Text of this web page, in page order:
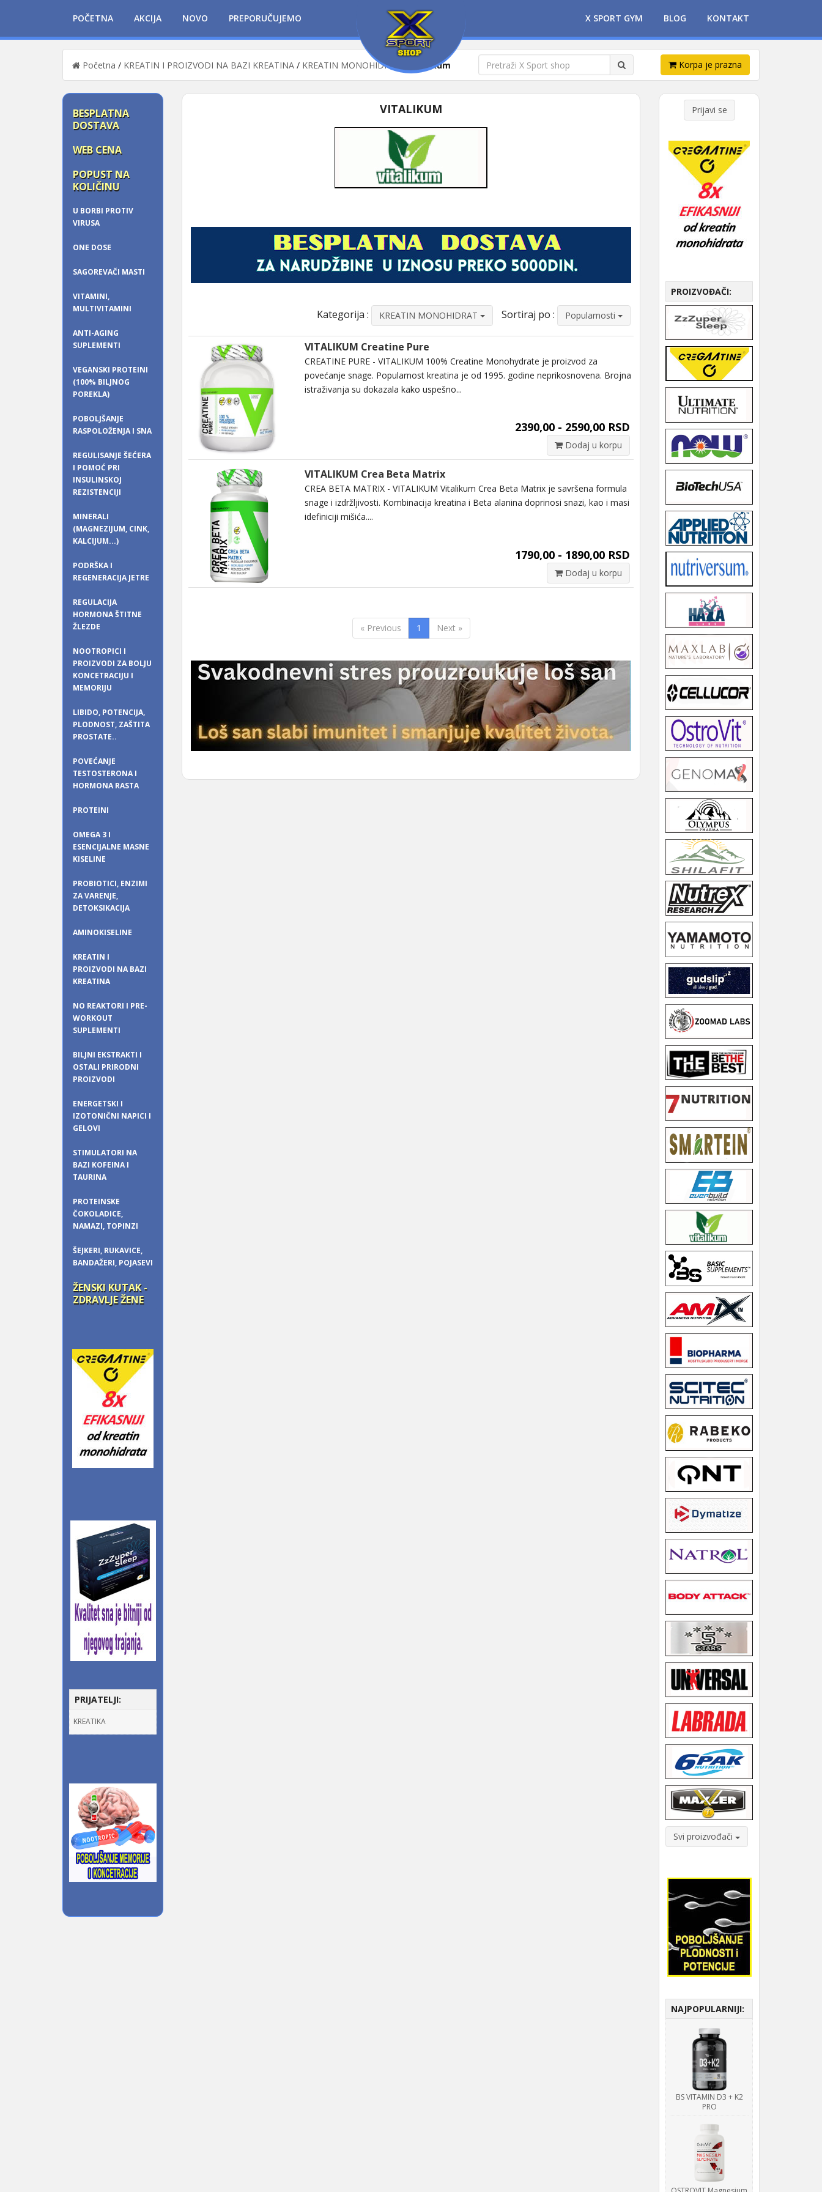
POČETNA AKCIJA NOVO PREPORUČUJEMO X SPORT GYM BLOG KONTAKT
Početna / KREATIN I PROIZVODI NA BAZI KREATINA / KREATIN MONOHIDRAT Vitalikum Korpa je prazna
BESPLATNA
DOSTAVA
WEB CENA
POPUST NA
KOLIČINU
U BORBI PROTIV
VIRUSA
ONE DOSE
SAGOREVAČI MASTI
VITAMINI,
MULTIVITAMINI
ANTI-AGING
SUPLEMENTI
VEGANSKI PROTEINI
(100% BILJNOG
POREKLA)
POBOLJŠANJE
RASPOLOŽENJA I SNA
REGULISANJE ŠEĆERA
I POMOĆ PRI
INSULINSKOJ
REZISTENCIJI
MINERALI
(MAGNEZIJUM, CINK,
KALCIJUM...)
PODRŠKA I
REGENERACIJA JETRE
REGULACIJA
HORMONA ŠTITNE
ŽLEZDE
NOOTROPICI I
PROIZVODI ZA BOLJU
KONCETRACIJU I
MEMORIJU
LIBIDO, POTENCIJA,
PLODNOST, ZAŠTITA
PROSTATE..
POVEĆANJE
TESTOSTERONA I
HORMONA RASTA
PROTEINI
OMEGA 3 I
ESENCIJALNE MASNE
KISELINE
PROBIOTICI, ENZIMI
ZA VARENJE,
DETOKSIKACIJA
AMINOKISELINE
KREATIN I
PROIZVODI NA BAZI
KREATINA
NO REAKTORI I PRE-
WORKOUT
SUPLEMENTI
BILJNI EKSTRAKTI I
OSTALI PRIRODNI
PROIZVODI
ENERGETSKI I
IZOTONIČNI NAPICI I
GELOVI
STIMULATORI NA
BAZI KOFEINA I
TAURINA
PROTEINSKE
ČOKOLADICE,
NAMAZI, TOPINZI
ŠEJKERI, RUKAVICE,
BANDAŽERI, POJASEVI
ŽENSKI KUTAK -
ZDRAVLJE ŽENE
PRIJATELJI:
KREATIKA
VITALIKUM
Kategorija : KREATIN MONOHIDRAT Sortiraj po : Popularnosti
VITALIKUM Creatine Pure
CREATINE PURE - VITALIKUM 100% Creatine Monohydrate je proizvod za
povećanje snage. Popularnost kreatina je od 1995. godine neprikosnovena. Brojna
istraživanja su dokazala kako uspešno...
2390,00 - 2590,00 RSD
Dodaj u korpu
VITALIKUM Crea Beta Matrix
CREA BETA MATRIX - VITALIKUM Vitalikum Crea Beta Matrix je savršena formula
snage i izdržljivosti. Kombinacija kreatina i Beta alanina doprinosi snazi, kao i masi
idefiniciji mišića....
1790,00 - 1890,00 RSD
Dodaj u korpu
« Previous 1 Next »
Prijavi se
PROIZVOĐAČI:
Svi proizvođači
NAJPOPULARNIJI:
BS VITAMIN D3 + K2
PRO